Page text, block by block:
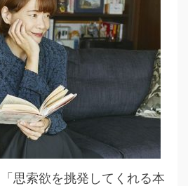
思索欲を挑発してくれる本